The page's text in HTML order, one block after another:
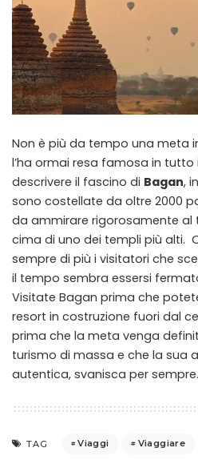
Non è più da tempo una meta
l’ha ormai resa famosa in tutto
descrivere il fascino di Bagan, in
sono costellate da oltre 2000
da ammirare rigorosamente al
cima di uno dei templi più alti.
sempre di più i visitatori che
il tempo sembra essersi
Visitate Bagan prima che
resort in costruzione fuori dal
prima che la meta venga
turismo di massa e che la sua
autentica, svanisca per sempre.
TAG Viaggi Viaggiare